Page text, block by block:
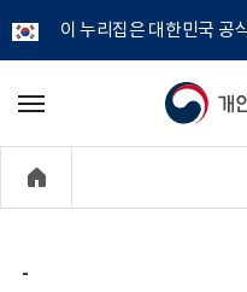
이 누리집은 대한민국 공
개
정
메
기
-